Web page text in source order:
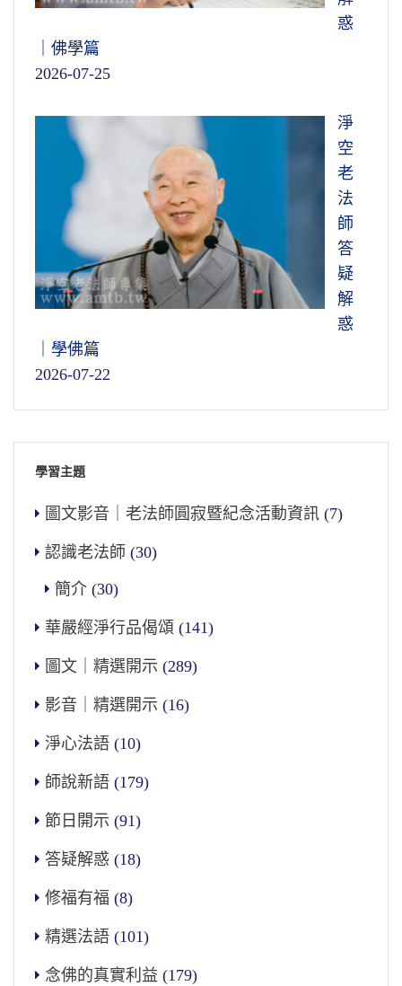
惑
｜佛學篇
2026-07-25
淨
空
老
法
師
答
疑
解
惑
｜學佛篇
2026-07-22
學習主題
圖文影音｜老法師圓寂暨紀念活動資訊 (7)
認識老法師 (30)
簡介 (30)
華嚴經淨行品偈頌 (141)
圖文｜精選開示 (289)
影音｜精選開示 (16)
淨心法語 (10)
師說新語 (179)
節日開示 (91)
答疑解惑 (18)
修福有福 (8)
精選法語 (101)
念佛的真實利益 (179)